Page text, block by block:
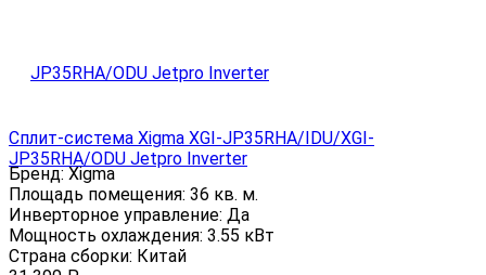
Сплит-система Xigma XGI-JP35RHA/IDU/XGI-
JP35RHA/ODU Jetpro Inverter
Бренд: Xigma
Площадь помещения: 36 кв. м.
Инверторное управление: Да
Мощность охлаждения: 3.55 кВт
Страна сборки: Китай